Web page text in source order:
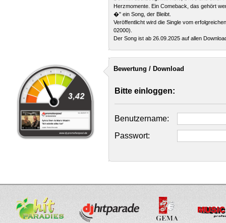
Herzmomente. Ein Comeback, das gehört
�" ein Song, der Bleibt.
Veröffentlicht wird die Single vom
02000).
Der Song ist ab 26.09.2025 auf allen
Bewertung / Download
Bitte einloggen:
Benutzername:
Passwort: